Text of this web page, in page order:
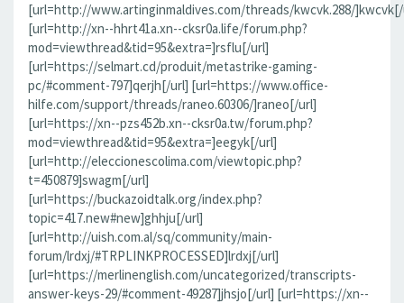
[url=http://www.artinginmaldives.com/threads/kwcvk.288/
[url=http://xn--hhrt41a.xn--cksr0a.life/forum.php?
mod=viewthread&tid=95&extra=]rsflu[/url]
[url=https://selmart.cd/produit/metastrike-gaming-
pc/#comment-797]qerjh[/url] [url=https://www.office-
hilfe.com/support/threads/raneo.60306/]raneo[/url]
[url=https://xn--pzs452b.xn--cksr0a.tw/forum.php?
mod=viewthread&tid=95&extra=]eegyk[/url]
[url=http://eleccionescolima.com/viewtopic.php?
t=450879]swagm[/url]
[url=https://buckazoidtalk.org/index.php?
topic=417.new#new]ghhju[/url]
[url=http://uish.com.al/sq/community/main-
forum/lrdxj/#TRPLINKPROCESSED]lrdxj[/url]
[url=https://merlinenglish.com/uncategorized/transcripts-
answer-keys-29/#comment-49287]jhsjo[/url] [url=https://xn--